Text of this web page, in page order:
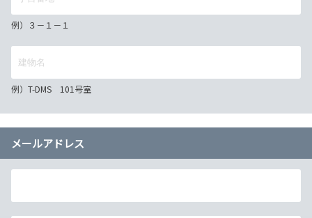
例）３－１－１
例）T-DMS 101号室
メールアドレス